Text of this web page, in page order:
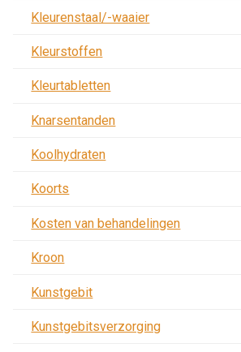
Kleurenstaal/-waaier
Kleurstoffen
Kleurtabletten
Knarsentanden
Koolhydraten
Koorts
Kosten van behandelingen
Kroon
Kunstgebit
Kunstgebitsverzorging